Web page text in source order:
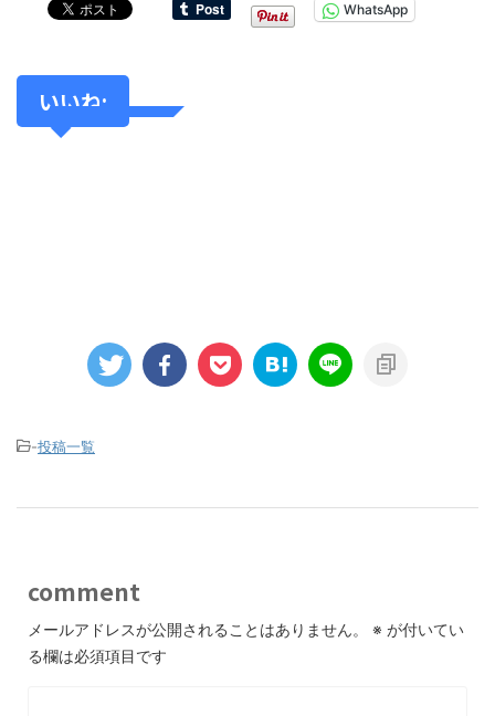
WhatsApp
いいね:
-投稿一覧
comment
メールアドレスが公開されることはありません。 ※ が付いてい
る欄は必須項目です